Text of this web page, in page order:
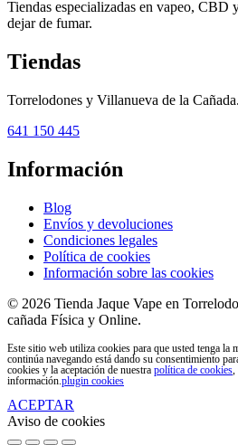
Tiendas especializadas en vapeo, CBD
dejar de fumar.
Tiendas
Torrelodones y Villanueva de la Cañada.
641 150 445
Información
Blog
Envíos y devoluciones
Condiciones legales
Política de cookies
Información sobre las cookies
© 2026 Tienda Jaque Vape en
cañada Física y Online.
Este sitio web utiliza cookies para que usted tenga la
continúa navegando está dando su consentimiento
cookies y la aceptación de nuestra política de cookies
información. plugin cookies
ACEPTAR
Aviso de cookies